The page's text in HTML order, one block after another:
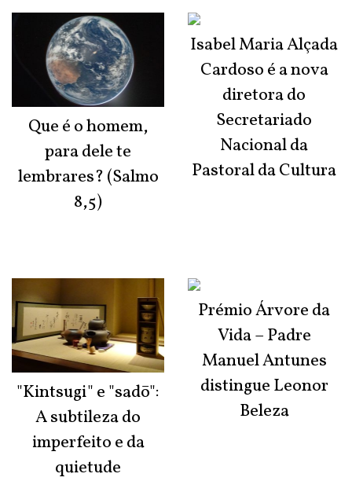
Que é o homem,
para dele te
lembrares? (Salmo
8,5)
"Kintsugi" e "sadō":
A subtileza do
imperfeito e da
quietude
Isabel Maria Alçada
Cardoso é a nova
diretora do
Secretariado
Nacional da
Pastoral da Cultura
Prémio Árvore da
Vida – Padre
Manuel Antunes
distingue Leonor
Beleza